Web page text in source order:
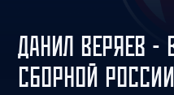
ДАНИЛ ВЕРЯЕВ
СБОРНОЙ РОССИИ